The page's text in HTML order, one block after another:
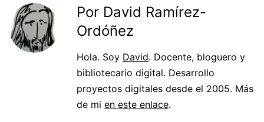
Por David Ramírez-
Ordóñez
Hola. Soy David. Docente, bloguero y
bibliotecario digital. Desarrollo
proyectos digitales desde el 2005. Más
de mi en este enlace.